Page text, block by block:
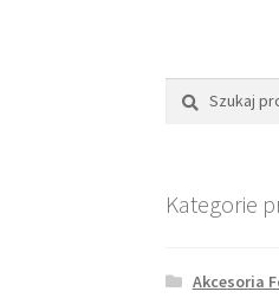
Szukaj:
Szukaj
Kategorie
Akcesoria